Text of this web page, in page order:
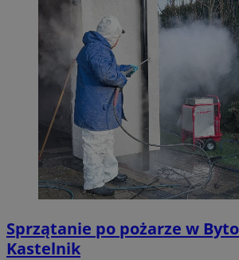
Sprzątanie po pożarze w
Kastelnik